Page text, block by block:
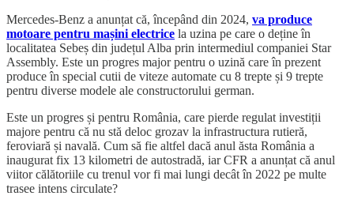
Mercedes-Benz a anunțat că, începând din 2024, va produce
motoare pentru mașini electrice la uzina pe care o deține în
localitatea Sebeș din județul Alba prin intermediul companiei Star
Assembly. Este un progres major pentru o uzină care în prezent
produce în special cutii de viteze automate cu 8 trepte și 9 trepte
pentru diverse modele ale constructorului german.
Este un progres și pentru România, care pierde regulat investiții
majore pentru că nu stă deloc grozav la infrastructura rutieră,
feroviară și navală. Cum să fie altfel dacă anul ăsta România a
inaugurat fix 13 kilometri de autostradă, iar CFR a anunțat că anul
viitor călătoriile cu trenul vor fi mai lungi decât în 2022 pe multe
trasee intens circulate?